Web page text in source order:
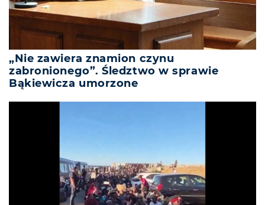
„Nie zawiera znamion czynu
zabronionego”. Śledztwo w sprawie
Bąkiewicza umorzone